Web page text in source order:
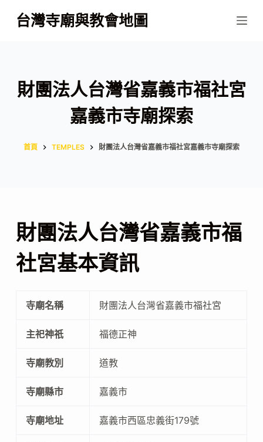
跳
至
容
台灣寺廟與教會地圖
財團法人台灣省嘉義市福社宮
嘉義市寺廟探索
首頁 TEMPLES 財團法人台灣省嘉義市福社宮嘉義市寺廟探索
財團法人台灣省嘉義市福
社宮基本資訊
寺廟名稱 財團法人台灣省嘉義市福社宮
主祀神祇 福德正神
寺廟教別 道教
寺廟縣市 嘉義市
寺廟地址 嘉義市西區忠義街179號